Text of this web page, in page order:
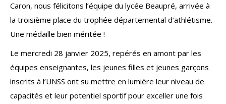
Caron, nous félicitons l’équipe du lycée Beaupré, arrivée à
la troisième place du trophée départemental d’athlétisme.
Une médaille bien méritée !
Le mercredi 28 janvier 2025, repérés en amont par les
équipes enseignantes, les jeunes filles et jeunes garçons
inscrits à l’UNSS ont su mettre en lumière leur niveau de
capacités et leur potentiel sportif pour exceller une fois